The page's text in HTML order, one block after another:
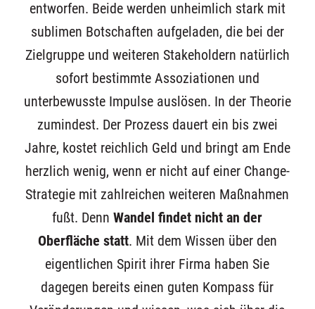
entworfen. Beide werden unheimlich stark mit
sublimen Botschaften aufgeladen, die bei der
Zielgruppe und weiteren Stakeholdern natürlich
sofort bestimmte Assoziationen und
unterbewusste Impulse auslösen. In der Theorie
zumindest. Der Prozess dauert ein bis zwei
Jahre, kostet reichlich Geld und bringt am Ende
herzlich wenig, wenn er nicht auf einer Change-
Strategie mit zahlreichen weiteren Maßnahmen
fußt. DennWandel findet nicht an der
Oberfläche statt. Mit dem Wissen über den
eigentlichen Spirit ihrer Firma haben Sie
dagegen bereits einen guten Kompass für